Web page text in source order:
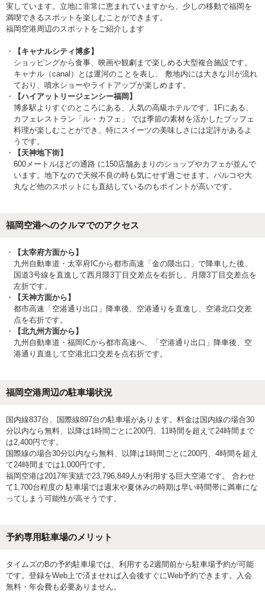
実しています。立地に非常に恵まれていますから、少しの移動で福岡を
満喫できるスポットを楽しむことができます。
福岡空港周辺のスポットをご紹介します
【キャナルシティ博多】
ショッピングから食事、映画や観劇まで楽しめる大型複合施設です。
キャナル（canal）とは運河のことを表し、 敷地内には大きな川が流れ
ており、噴水ショーやライトアップが楽しめます。
【ハイアットリージェンシー福岡】
博多駅よりすぐのところにある、人気の高級ホテルです。1Fにある、
カフェレストラン「ル・カフェ」 では季節の素材を活かしたブッフェ
料理が楽しむことができ、特にスイーツの美味しさには定評があるよ
うです。
【天神地下街】
600メートルほどの通路 に150店舗あまりのショップやカフェが並んで
います。地下なので天候不良の時も気にせず過ごせます。パルコや大
丸など他のスポットにも直結しているのもポイントが高いです。
福岡空港へのクルマでのアクセス
【太宰府方面から】
九州自動車道・太宰府ICから都市高速「金の隈出口」で降車した後、
国道3号線を直進して西月隈3丁目交差点を右折し、月隈3丁目交差点を
左折です。
【天神方面から】
都市高速「空港通り出口」降車後、空港通りを直進し、空港北口交差
点を右折です。
【北九州方面から】
九州自動車道・福岡ICから都市高速へ、「空港通り出口」降車後、空
港通り直進して空港北口交差を点右折です。
福岡空港周辺の駐車場状況
国内線837台、国際線897台の駐車場があります。料金は国内線の場合30
分以内なら無料、以降は1時間ごとに200円、11時間を超えて24時間まで
は2,400円です。
国際線の場合30分以内なら無料、以降は1時間ごとに200円、4時間を超え
て24時間までは1,000円です。
福岡空港は2017年実績で23,796,849人が利用する巨大空港です。 合わせ
て1,700台程度の 駐車場では週末や夏休みの時期は早い時間帯に満車にな
ってしまう可能性が高そうです。
予約専用駐車場のメリット
タイムズのBの予約駐車場では、利用する2週間前から駐車場予約が可能
です。登録をWeb上で済ませれば入会後すぐにWeb予約できます。入会
無料・年会費も必要ありません。